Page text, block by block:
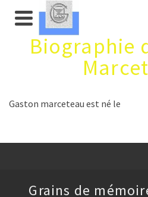
Biographie
Gaston marceteau est né le
Grains de